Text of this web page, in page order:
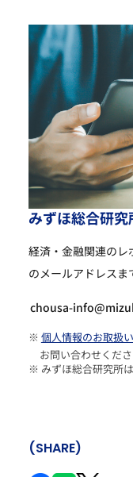
みずほ総合研究
経済・金融関連の
のメールアドレスま
chousa-
※ 個人情報のお取扱
お問い合わせくださ
※ みずほ総合研究所
(SHARE)